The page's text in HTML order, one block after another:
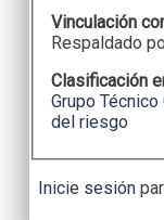
Vinculación
Respaldado
Clasificación
Grupo
del riesgo
Inicie sesión